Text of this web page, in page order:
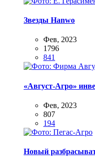
Звезды Hanwo
Фев, 2023
1796
841
«Август-Агро»
Фев, 2023
807
194
Новый